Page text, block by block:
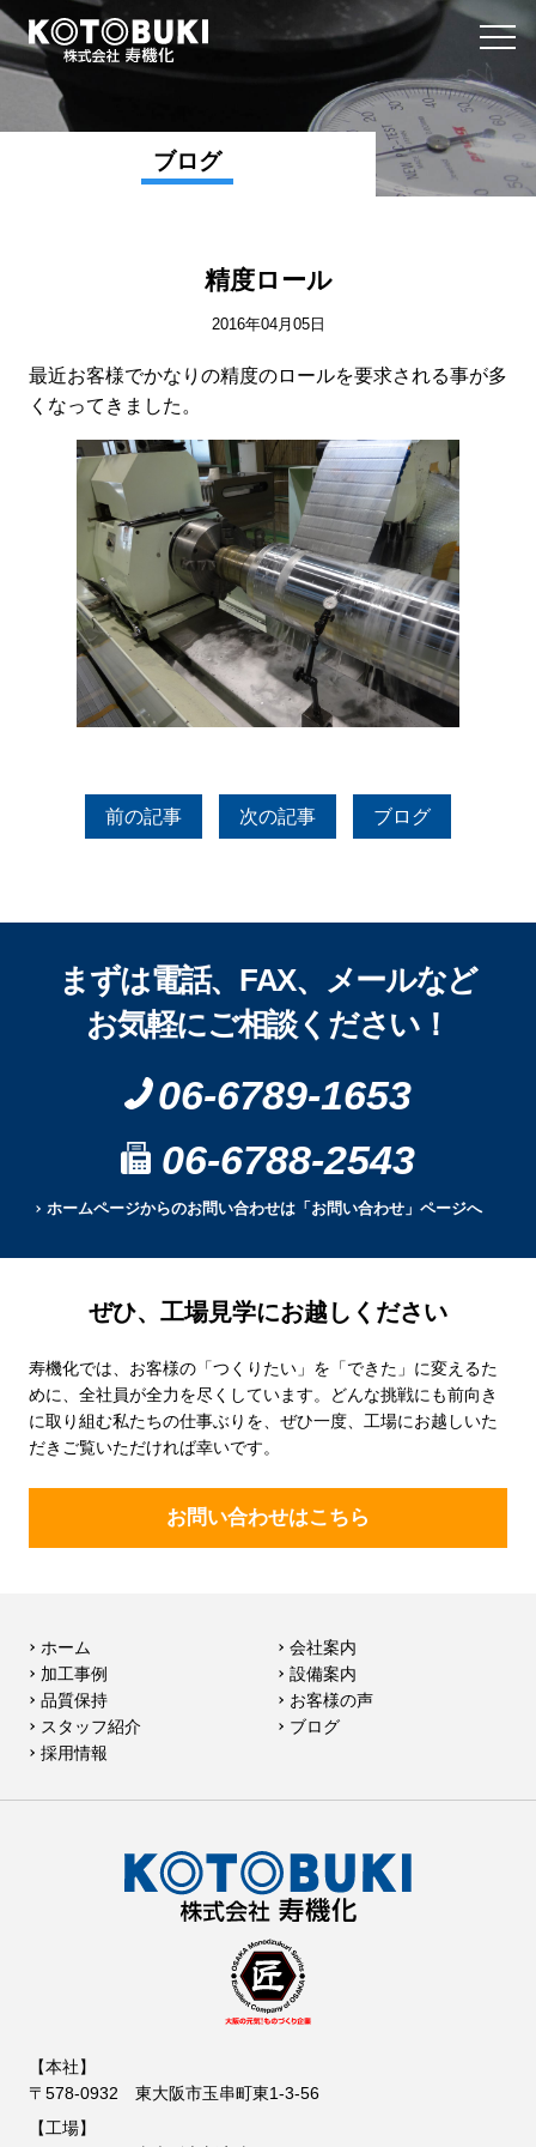
ブログ
精度ロール
2016年04月05日
最近お客様でかなりの精度のロールを要求される事が多
くなってきました。
前の記事 次の記事 ブログ
まずは電話、FAX、メールなど
お気軽にご相談ください！
06-6789-1653
06-6788-2543
ホームページからのお問い合わせは「お問い合わせ」ページへ
ぜひ、工場見学にお越しください
寿機化では、お客様の「つくりたい」を「できた」に変えるた
めに、全社員が全力を尽くしています。どんな挑戦にも前向き
に取り組む私たちの仕事ぶりを、ぜひ一度、工場にお越しいた
だきご覧いただければ幸いです。
お問い合わせはこちら
ホーム
会社案内
加工事例
設備案内
品質保持
お客様の声
スタッフ紹介
ブログ
採用情報
【本社】
〒578-0932 東大阪市玉串町東1-3-56
【工場】